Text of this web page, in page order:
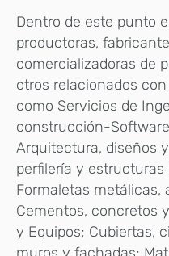
Dentro de este punto
productoras,
comercializadoras de
otros relacionados
como Servicios de
construcción-
Arquitectura, diseños
perfilería y estructuras
Formaletas metálicas,
Cementos, concretos
y Equipos; Cubiertas,